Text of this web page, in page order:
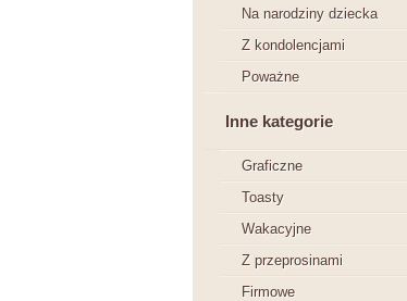
Na narodziny dziecka
Z kondolencjami
Poważne
Inne kategorie
Graficzne
Toasty
Wakacyjne
Z przeprosinami
Firmowe